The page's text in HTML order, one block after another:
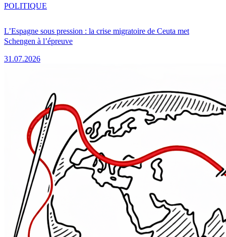
L’Espagne sous pression : la crise migratoire de Ceuta met
Schengen à l’épreuve
31.07.2026
POLITIQUE